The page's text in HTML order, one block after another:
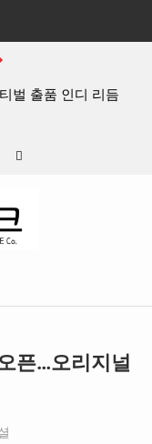
’ 8월 26일(수) 개봉
픈…오리지널